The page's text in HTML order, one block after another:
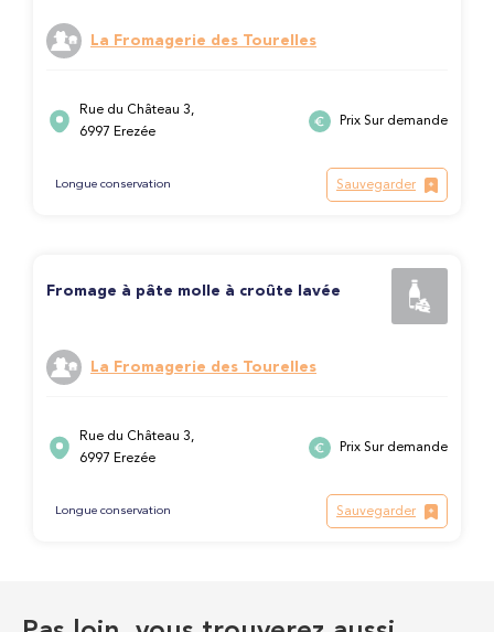
La Fromagerie des Tourelles
Rue du Château 3,
6997 Erezée
Prix Sur demande
Longue conservation Sauvegarder
Fromage à pâte molle à croûte lavée
La Fromagerie des Tourelles
Rue du Château 3,
6997 Erezée
Prix Sur demande
Longue conservation Sauvegarder